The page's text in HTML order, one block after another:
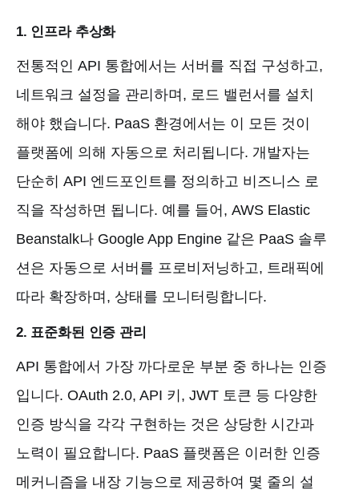
1. 인프라 추상화
전통적인 API 통합에서는 서버를 직접 구성하고,
네트워크 설정을 관리하며, 로드 밸런서를 설치
해야 했습니다. PaaS 환경에서는 이 모든 것이
플랫폼에 의해 자동으로 처리됩니다. 개발자는
단순히 API 엔드포인트를 정의하고 비즈니스 로
직을 작성하면 됩니다. 예를 들어, AWS Elastic
Beanstalk나 Google App Engine 같은 PaaS 솔루
션은 자동으로 서버를 프로비저닝하고, 트래픽에
따라 확장하며, 상태를 모니터링합니다.
2. 표준화된 인증 관리
API 통합에서 가장 까다로운 부분 중 하나는 인증
입니다. OAuth 2.0, API 키, JWT 토큰 등 다양한
인증 방식을 각각 구현하는 것은 상당한 시간과
노력이 필요합니다. PaaS 플랫폼은 이러한 인증
메커니즘을 내장 기능으로 제공하여 몇 줄의 설